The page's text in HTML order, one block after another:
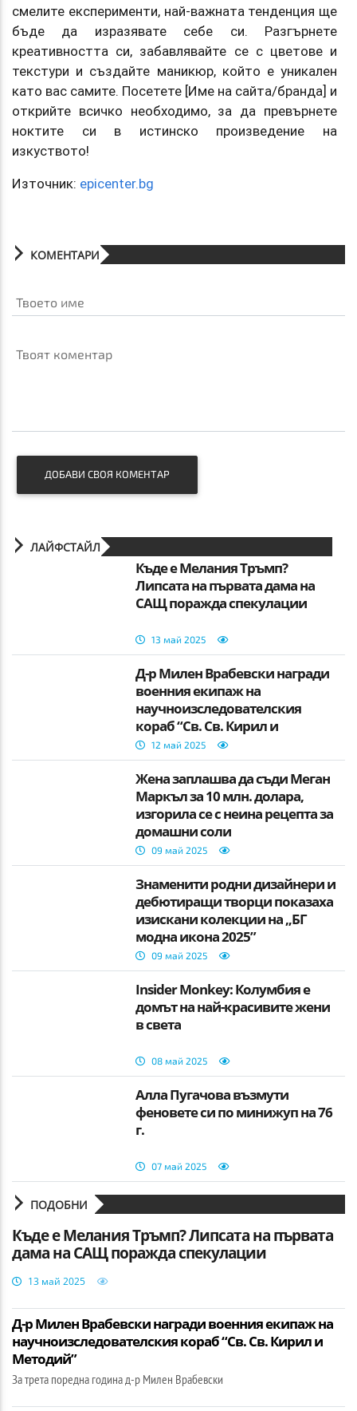
смелите експерименти, най-важната тенденция ще
бъде да изразявате себе си. Разгърнете
креативността си, забавлявайте се с цветове и
текстури и създайте маникюр, който е уникален
като вас самите. Посетете [Име на сайта/бранда] и
открийте всичко необходимо, за да превърнете
ноктите си в истинско произведение на
изкуството!
Източник: epicenter.bg
КОМЕНТАРИ
Твоето име
Твоят коментар
ДОБАВИ СВОЯ КОМЕНТАР
ЛАЙФСТАЙЛ
Къде е Мелания Тръмп?
Липсата на първата дама на
САЩ поражда спекулации
13 май 2025
Д-р Милен Врабевски награди
военния екипаж на
научноизследователския
кораб “Св. Св. Кирил и
Методий”
12 май 2025
Жена заплашва да съди Меган
Маркъл за 10 млн. долара,
изгорила се с неина рецепта за
домашни соли
09 май 2025
Знаменити родни дизайнери и
дебютиращи творци показаха
изискани колекции на „БГ
модна икона 2025”
09 май 2025
Insider Monkey: Колумбия е
домът на най-красивите жени
в света
08 май 2025
Алла Пугачова възмути
феновете си по минижуп на 76
г.
07 май 2025
ПОДОБНИ
Къде е Мелания Тръмп? Липсата на първата
дама на САЩ поражда спекулации
13 май 2025
Д-р Милен Врабевски награди военния екипаж на
научноизследователския кораб “Св. Св. Кирил и
Методий”
За трета поредна година д-р Милен Врабевски